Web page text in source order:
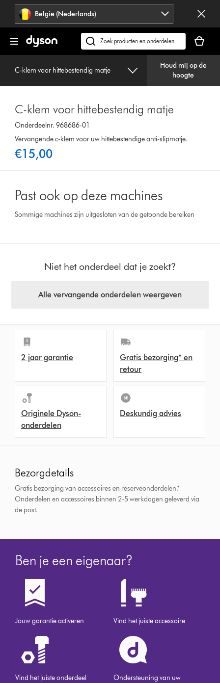
Navigatie
overslaan
België (Nederlands)
Zoek
op
dyson.be
is
leeg
C-klem voor hittebestendig matje
Houd mij op de
hoogte
C-klem voor hittebestendig matje
Onderdeelnr. 968686-01
Vervangende c-klem voor uw hittebestendige anti-slipmatje.
€15,00
Past ook op deze machines
Sommige machines zijn uitgesloten van de getoonde bereiken
Niet het onderdeel dat je zoekt?
Alle vervangende onderdelen weergeven
2 jaar garantie
Gratis bezorging* en
retour
Originele Dyson-
onderdelen
Deskundig advies
Bezorgdetails
Gratis bezorging van accessoires en reserveonderdelen.*
Onderdelen en accessoires binnen 2-5 werkdagen geleverd via
de post.
Ben je een eigenaar?
Jouw garantie activeren Vind het juiste accessoire
Vind het juiste onderdeel
Ondersteuning van uw